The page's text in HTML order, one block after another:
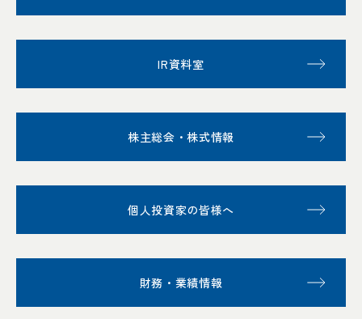
IR資料室
株主総会・株式情報
個人投資家の皆様へ
財務・業績情報